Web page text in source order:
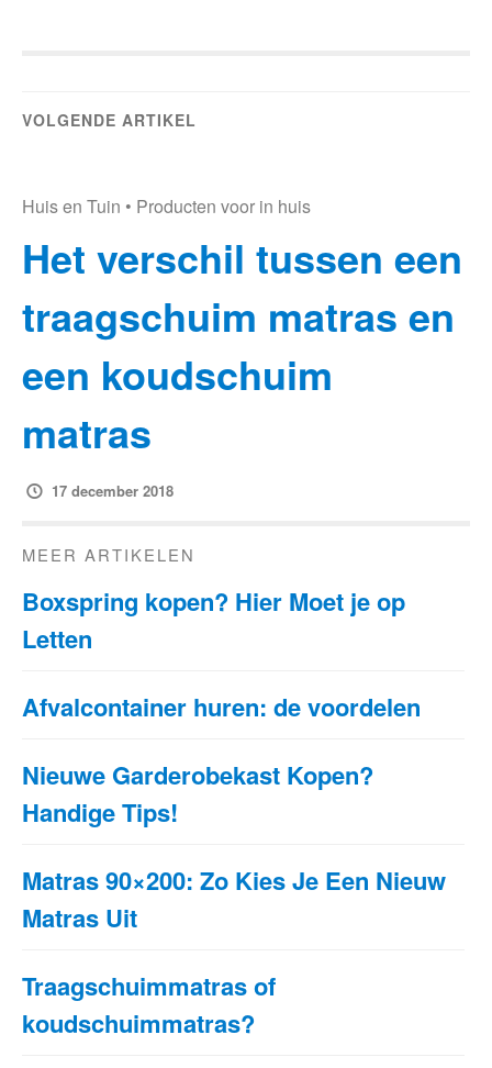
VOLGENDE ARTIKEL
Huis en Tuin • Producten voor in huis
Het verschil tussen een
traagschuim matras en
een koudschuim
matras
17 december 2018
MEER ARTIKELEN
Boxspring kopen? Hier Moet je op
Letten
Afvalcontainer huren: de voordelen
Nieuwe Garderobekast Kopen?
Handige Tips!
Matras 90×200: Zo Kies Je Een Nieuw
Matras Uit
Traagschuimmatras of
koudschuimmatras?